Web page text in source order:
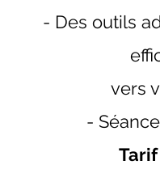
- Des outils
vers
-